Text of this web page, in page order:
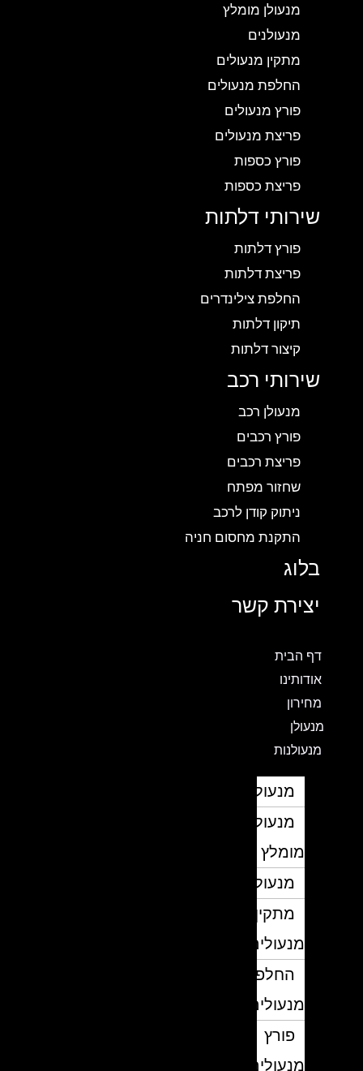
מנעולן מומלץ
מנעולנים
מתקין מנעולים
החלפת מנעולים
פורץ מנעולים
פריצת מנעולים
פורץ כספות
פריצת כספות
שירותי דלתות
פורץ דלתות
פריצת דלתות
החלפת צילינדרים
תיקון דלתות
קיצור דלתות
שירותי רכב
מנעולן רכב
פורץ רכבים
פריצת רכבים
שחזור מפתח
ניתוק קודן לרכב
התקנת מחסום חניה
בלוג
יצירת קשר
דף הבית
אודותינו
מחירון
מנעולן
מנעולנות
מנעולן
מנעולן
מומלץ
מנעולנים
מתקין
מנעולים
החלפת
מנעולים
פורץ
מנעולים